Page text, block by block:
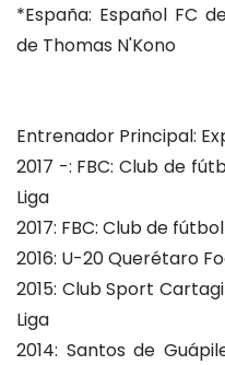
*España: Español FC
de Thomas N'Kono
Entrenador Principal:
2017 -: FBC: Club de
Liga
2017: FBC: Club de
2016: U-20 Querétaro
2015: Club Sport
Liga
2014: Santos de